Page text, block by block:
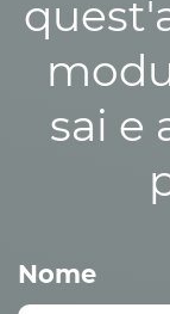
sai e
Nome